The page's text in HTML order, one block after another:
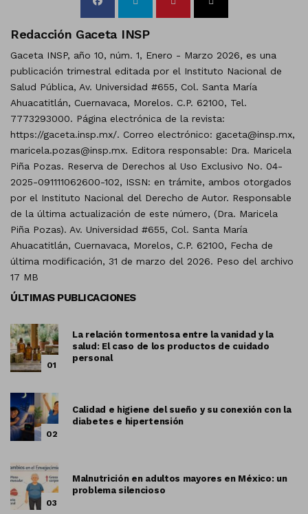
Redacción Gaceta INSP
Gaceta INSP, año 10, núm. 1, Enero - Marzo 2026, es una
publicación trimestral editada por el Instituto Nacional de
Salud Pública, Av. Universidad #655, Col. Santa María
Ahuacatitlán, Cuernavaca, Morelos. C.P. 62100, Tel.
7773293000. Página electrónica de la revista:
https://gaceta.insp.mx/. Correo electrónico: gaceta@insp.mx,
maricela.pozas@insp.mx. Editora responsable: Dra. Maricela
Piña Pozas. Reserva de Derechos al Uso Exclusivo No. 04-
2025-091111062600-102, ISSN: en trámite, ambos otorgados
por el Instituto Nacional del Derecho de Autor. Responsable
de la última actualización de este número, (Dra. Maricela
Piña Pozas). Av. Universidad #655, Col. Santa María
Ahuacatitlán, Cuernavaca, Morelos, C.P. 62100, Fecha de
última modificación, 31 de marzo del 2026. Peso del archivo
17 MB
ÚLTIMAS PUBLICACIONES
01
La relación tormentosa entre la vanidad y la
salud: El caso de los productos de cuidado
personal
02
Calidad e higiene del sueño y su conexión con la
diabetes e hipertensión
03
Malnutrición en adultos mayores en México: un
problema silencioso